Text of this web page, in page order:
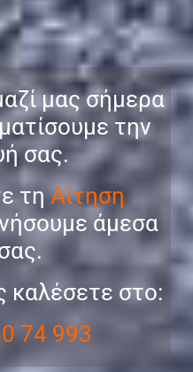
μας σήμερα
την
σας.
τηΑίτηση
άμεσα
καλέσετε στο:
74 993